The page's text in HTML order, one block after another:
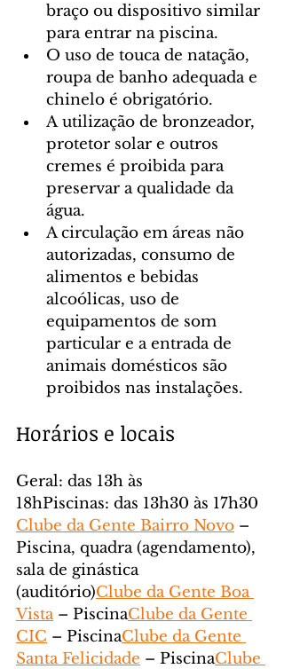
braço ou dispositivo similar
para entrar na piscina.
O uso de touca de natação,
roupa de banho adequada e
chinelo é obrigatório.
A utilização de bronzeador,
protetor solar e outros
cremes é proibida para
preservar a qualidade da
água.
A circulação em áreas não
autorizadas, consumo de
alimentos e bebidas
alcoólicas, uso de
equipamentos de som
particular e a entrada de
animais domésticos são
proibidos nas instalações.
Horários e locais
Geral: das 13h às
18hPiscinas: das 13h30 às 17h30
Clube da Gente Bairro Novo –
Piscina, quadra (agendamento),
sala de ginástica
(auditório)Clube da Gente Boa
Vista – PiscinaClube da Gente
CIC – PiscinaClube da Gente
Santa Felicidade – PiscinaClube